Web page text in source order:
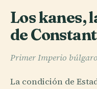
Los kanes,
de
Primer Imperio
La condición de